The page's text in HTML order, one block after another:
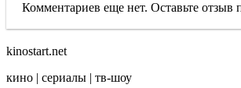
Комментариев еще нет. Оставьте отзыв
kinostart.net
кино | сериалы | тв-шоу